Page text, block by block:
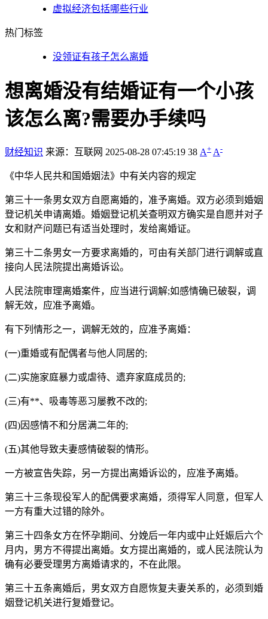
虚拟经济包括哪些行业
热门标签
没领证有孩子怎么离婚
想离婚没有结婚证有一个小孩
该怎么离?需要办手续吗
财经知识 来源：互联网 2025-08-28 07:45:19 38 A+ A-
《中华人民共和国婚姻法》中有关内容的规定
第三十一条男女双方自愿离婚的，准予离婚。双方必须到婚姻
登记机关申请离婚。婚姻登记机关查明双方确实是自愿并对子
女和财产问题已有适当处理时，发给离婚证。
第三十二条男女一方要求离婚的，可由有关部门进行调解或直
接向人民法院提出离婚诉讼。
人民法院审理离婚案件，应当进行调解;如感情确已破裂，调
解无效，应准予离婚。
有下列情形之一，调解无效的，应准予离婚：
(一)重婚或有配偶者与他人同居的;
(二)实施家庭暴力或虐待、遗弃家庭成员的;
(三)有**、吸毒等恶习屡教不改的;
(四)因感情不和分居满二年的;
(五)其他导致夫妻感情破裂的情形。
一方被宣告失踪，另一方提出离婚诉讼的，应准予离婚。
第三十三条现役军人的配偶要求离婚，须得军人同意，但军人
一方有重大过错的除外。
第三十四条女方在怀孕期间、分娩后一年内或中止妊娠后六个
月内，男方不得提出离婚。女方提出离婚的，或人民法院认为
确有必要受理男方离婚请求的，不在此限。
第三十五条离婚后，男女双方自愿恢复夫妻关系的，必须到婚
姻登记机关进行复婚登记。